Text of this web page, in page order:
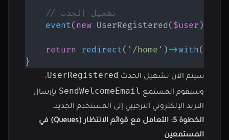
// تشغيل الحدث
event( new UserRegistered( $user )
return redirect( '/home' ) ->with(
}
سيتم الآن تشغيل الحدث UserRegistered،
وسيقوم المستمع SendWelcomeEmail بإرسال
البريد الإلكتروني الترحيبي إلى المستخدم الجديد.
الخطوة 5: التعامل مع قوائم الانتظار (Queues) في
المستمعين